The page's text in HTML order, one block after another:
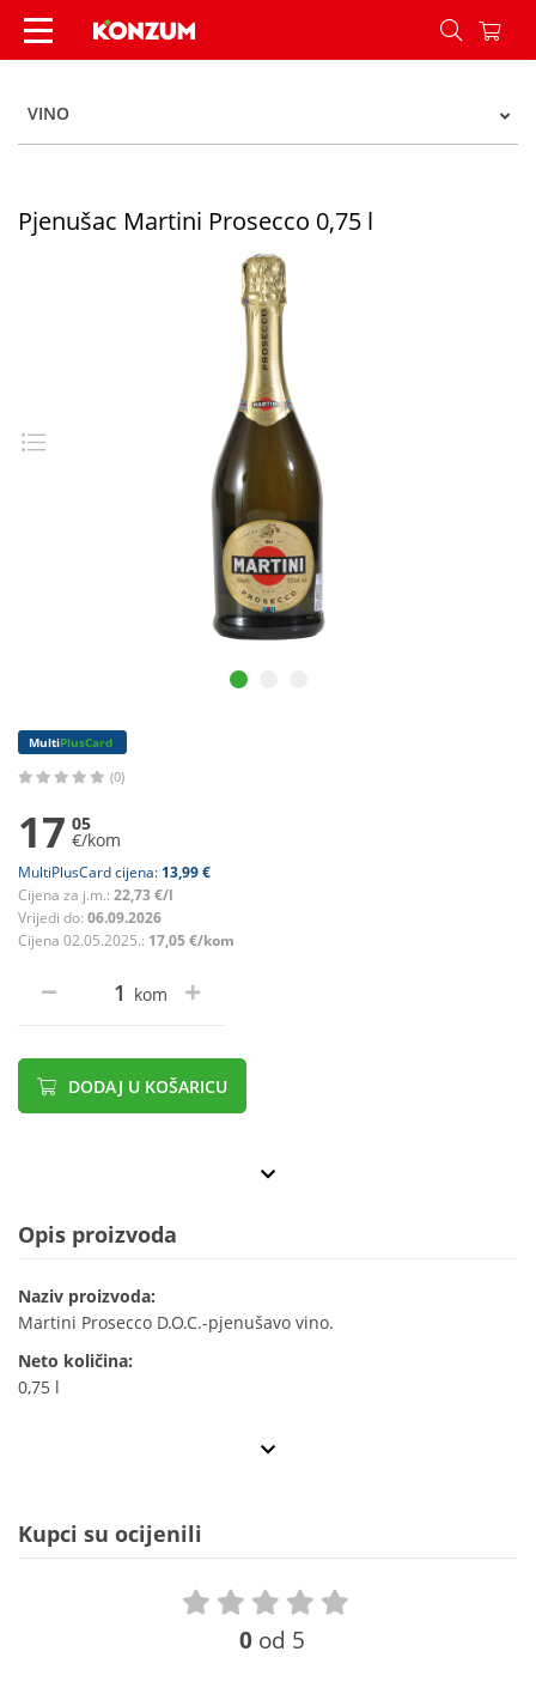
Pjenušac Martini Prosecco 0,75 l - Konzum
VINO
Pjenušac Martini Prosecco 0,75 l
MultiPlusCard
(0)
17 05
€/kom
MultiPlusCard cijena: 13,99 €
Cijena za j.m.: 22,73 €/l
Vrijedi do: 06.09.2026
Cijena 02.05.2025.: 17,05 €/kom
kom
DODAJ U KOŠARICU
Opis proizvoda
Naziv proizvoda:
Martini Prosecco D.O.C.-pjenušavo vino.
Neto količina:
0,75 l
Kupci su ocijenili
0 od 5